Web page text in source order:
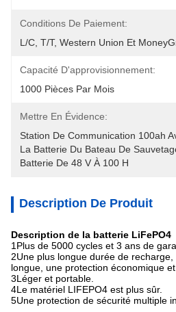
Conditions De Paiement:
L/C, T/T, Western Union Et
Capacité D'approvisionnement:
1000 Pièces Par Mois
Mettre En Évidence:
Station De Communication 100ah
La Batterie Du Bateau De
Batterie De 48 V À 100 H
Description De Produit
Description de la batterie LiFePO4
1Plus de 5000 cycles et 3 ans de
2Une plus longue durée de
longue, une protection économique
3Léger et portable.
4Le matériel LIFEPO4 est plus sûr.
5Une protection de sécurité multiple